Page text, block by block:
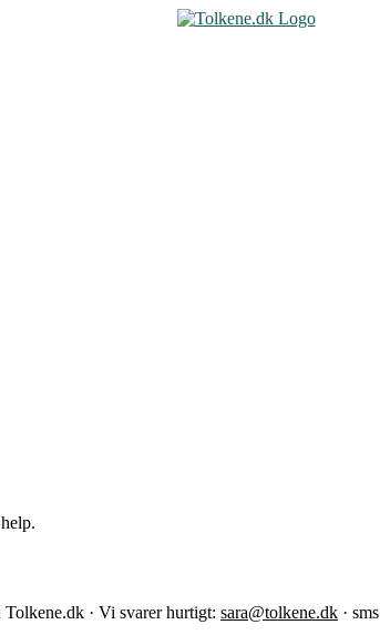
Tolkene.dk · Vi svarer hurtigt: sara@tolkene.dk · sms